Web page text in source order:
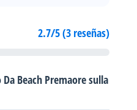
2.7/5 (3 reseñas)
Beach Premaore sulla